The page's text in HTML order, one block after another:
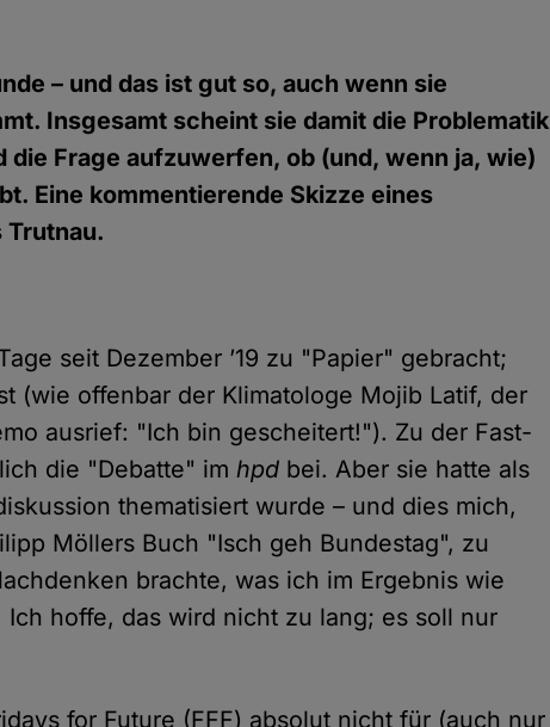
– und das ist gut so, auch wenn sie
Insgesamt scheint sie damit die Problematik
die Frage aufzuwerfen, ob (und, wenn ja, wie)
Eine kommentierende Skizze eines
Trutnau.
seit Dezember ’19 zu "Papier" gebracht;
(wie offenbar der Klimatologe Mojib Latif, der
ausrief: "Ich bin gescheitert!"). Zu der Fast-
die "Debatte" imhpd bei. Aber sie hatte als
thematisiert wurde – und dies mich,
Möllers Buch "Isch geh Bundestag", zu
brachte, was ich im Ergebnis wie
hoffe, das wird nicht zu lang; es soll nur
for Future (FFF) absolut nicht für (auch nur